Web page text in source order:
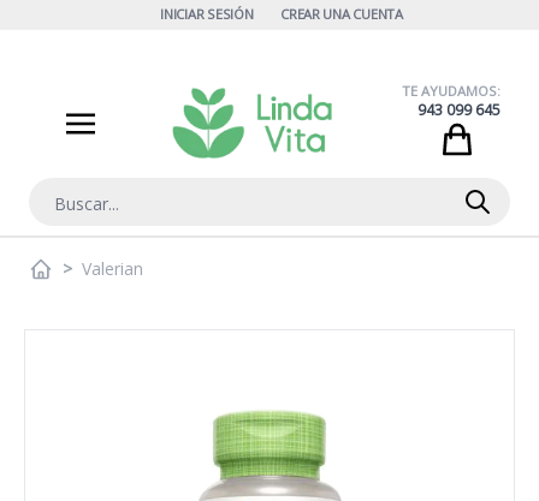
INICIAR SESIÓN CREAR UNA CUENTA
Buscar
TE AYUDAMOS:
943 099 645
> Valerian